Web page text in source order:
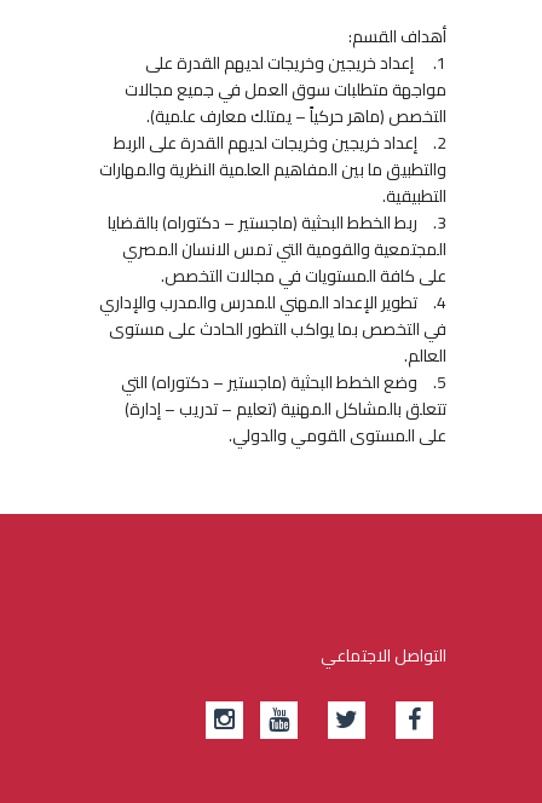
أهداف القسم:
1.
إعداد خريجين وخريجات لديهم القدرة على
مواجهة متطلبات سوق العمل في جميع مجالات
التخصص (ماهر حركياً – يمتلك معارف علمية).
2.
إعداد خريجين وخريجات لديهم القدرة على الربط
والتطبيق ما بين المفاهيم العلمية النظرية والمهارات
التطبيقية.
3.
ربط الخطط البحثية (ماجستير – دكتوراه) بالقضايا
المجتمعية والقومية التي تمس الانسان المصري
على كافة المستويات في مجالات التخصص.
4.
تطوير الإعداد المهني للمدرس والمدرب والإداري
في التخصص بما يواكب التطور الحادث على مستوى
العالم.
5.
وضع الخطط البحثية (ماجستير – دكتوراه) التي
تتعلق بالمشاكل المهنية (تعليم – تدريب – إدارة)
على المستوى القومي والدولي.
التواصل الاجتماعي